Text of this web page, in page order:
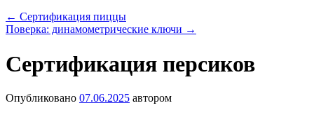
← Сертификация пиццы
Поверка: динамометрические ключи →
Сертификация персиков
Опубликовано 07.06.2025 автором